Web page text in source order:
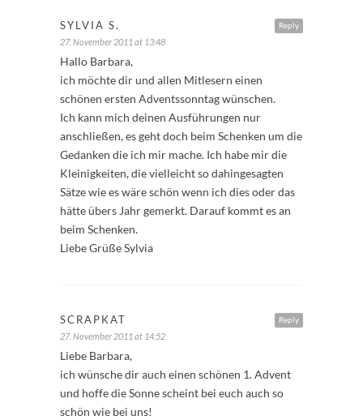
Reply
SYLVIA S.
27. November 2011 at 13:48
Hallo Barbara,
ich möchte dir und allen Mitlesern einen
schönen ersten Adventssonntag wünschen.
Ich kann mich deinen Ausführungen nur
anschließen, es geht doch beim Schenken um die
Gedanken die ich mir mache. Ich habe mir die
Kleinigkeiten, die vielleicht so dahingesagten
Sätze wie es wäre schön wenn ich dies oder das
hätte übers Jahr gemerkt. Darauf kommt es an
beim Schenken.
Liebe Grüße Sylvia
Reply
SCRAPKAT
27. November 2011 at 14:52
Liebe Barbara,
ich wünsche dir auch einen schönen 1. Advent
und hoffe die Sonne scheint bei euch auch so
schön wie bei uns!